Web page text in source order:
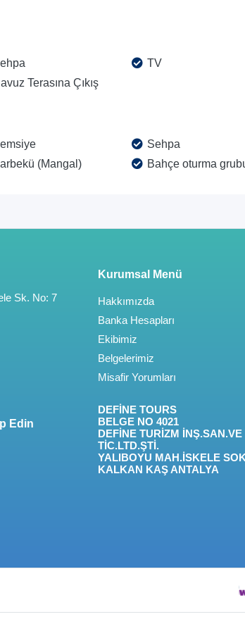
TV
Terasına Çıkış
Sehpa
(Mangal) Bahçe oturma
Sk. No: 7
Edin
Kurumsal Menü
Hakkımızda
Banka Hesapları
Ekibimiz
Belgelerimiz
Misafir Yorumları
DEFİNE TOURS
BELGE NO 4021
DEFİNE TURİZM İNŞ.SAN.VE
TİC.LTD.ŞTİ.
YALIBOYU MAH.İSKELE
KALKAN KAŞ ANTALYA